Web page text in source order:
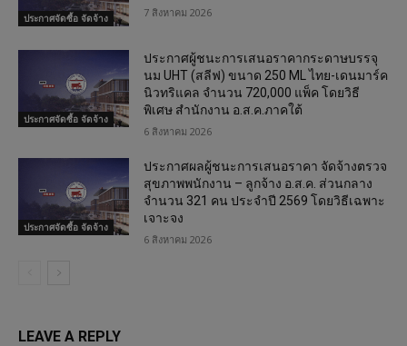
ประกาศจัดซื้อ จัดจ้าง 7 สิงหาคม 2026
ประกาศจัดซื้อ จัดจ้าง
ประกาศผู้ชนะการเสนอราคากระดาษบรรจุ
นม UHT (สลีฟ) ขนาด 250 ML ไทย-เดนมาร์ค
นิวทริแคล จำนวน 720,000 แพ็ค โดยวิธี
พิเศษ สำนักงาน อ.ส.ค.ภาคใต้
6 สิงหาคม 2026
ประกาศจัดซื้อ จัดจ้าง
ประกาศผลผู้ชนะการเสนอราคา จัดจ้างตรวจ
สุขภาพพนักงาน – ลูกจ้าง อ.ส.ค. ส่วนกลาง
จำนวน 321 คน ประจำปี 2569 โดยวิธีเฉพาะ
เจาะจง
6 สิงหาคม 2026
LEAVE A REPLY